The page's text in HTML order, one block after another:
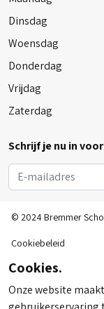
Dinsdag
Woensdag
Donderdag
Vrijdag
Zaterdag
Schrijf je nu in
© 2024 Bremmer
Cookiebeleid
Cookies.
Onze website